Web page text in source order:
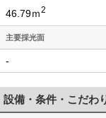
46.79ｍ2
主要採光面
-
設備・条件・こだわ